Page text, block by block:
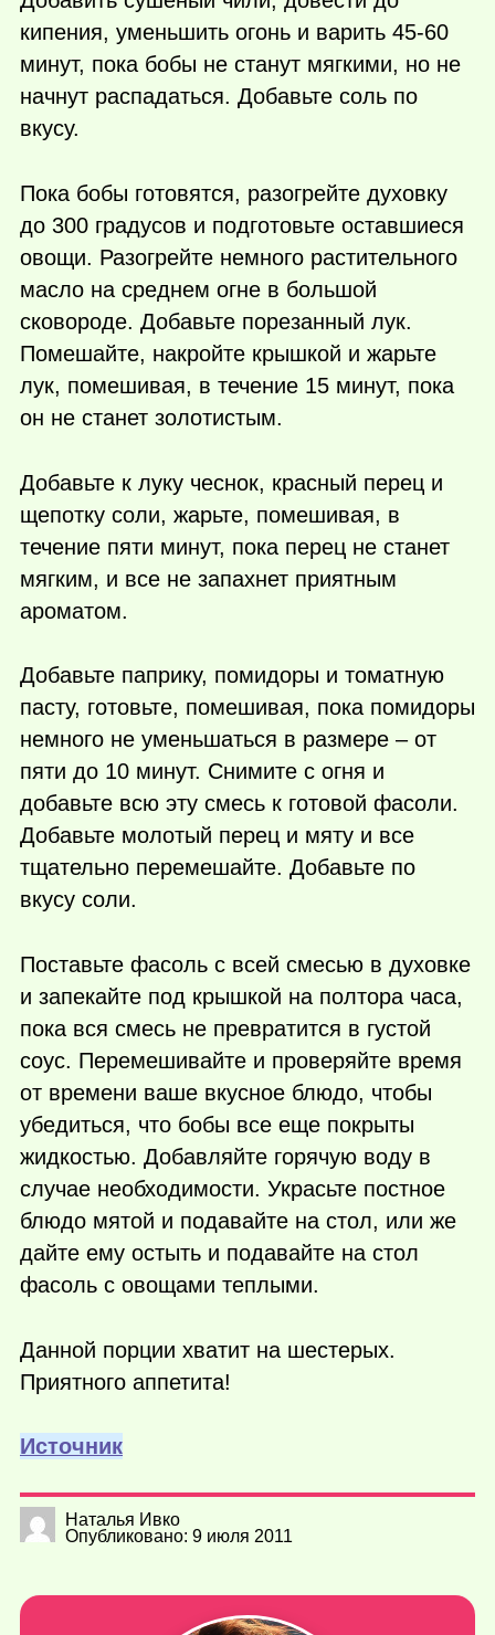
кипения, уменьшить огонь и варить 45-60
минут, пока бобы не станут мягкими, но не
начнут распадаться. Добавьте соль по
вкусу.
Пока бобы готовятся, разогрейте духовку
до 300 градусов и подготовьте оставшиеся
овощи. Разогрейте немного растительного
масло на среднем огне в большой
сковороде. Добавьте порезанный лук.
Помешайте, накройте крышкой и жарьте
лук, помешивая, в течение 15 минут, пока
он не станет золотистым.
Добавьте к луку чеснок, красный перец и
щепотку соли, жарьте, помешивая, в
течение пяти минут, пока перец не станет
мягким, и все не запахнет приятным
ароматом.
Добавьте паприку, помидоры и томатную
пасту, готовьте, помешивая, пока помидоры
немного не уменьшаться в размере – от
пяти до 10 минут. Снимите с огня и
добавьте всю эту смесь к готовой фасоли.
Добавьте молотый перец и мяту и все
тщательно перемешайте. Добавьте по
вкусу соли.
Поставьте фасоль с всей смесью в духовке
и запекайте под крышкой на полтора часа,
пока вся смесь не превратится в густой
соус. Перемешивайте и проверяйте время
от времени ваше вкусное блюдо, чтобы
убедиться, что бобы все еще покрыты
жидкостью. Добавляйте горячую воду в
случае необходимости. Украсьте постное
блюдо мятой и подавайте на стол, или же
дайте ему остыть и подавайте на стол
фасоль с овощами теплыми.
Данной порции хватит на шестерых.
Приятного аппетита!
Источник
Наталья Ивко
Опубликовано: 9 июля 2011